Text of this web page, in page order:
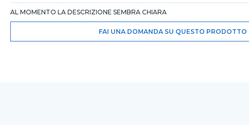
AL MOMENTO LA DESCRIZIONE SEMBRA CHIARA
FAI UNA DOMANDA SU QUESTO PRODOTTO